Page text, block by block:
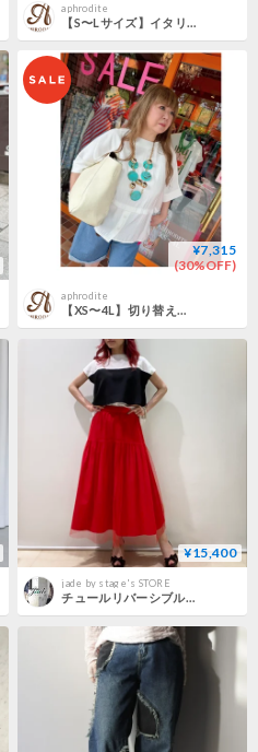
aphrodite
【S〜Lサイズ】イタリア製 配色切り替え半袖ワンピース
¥7,315
(30%OFF)
aphrodite
【XS〜4L】切り替えボタントップス
¥15,400
jade by stage's STORE
チュールリバーシブルスカート